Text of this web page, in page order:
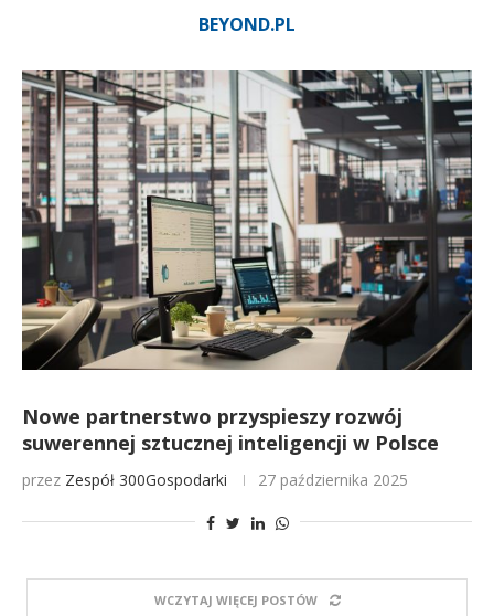
BEYOND.PL
Nowe partnerstwo przyspieszy rozwój
suwerennej sztucznej inteligencji w Polsce
przez Zespół 300Gospodarki 27 października 2025
WCZYTAJ WIĘCEJ POSTÓW